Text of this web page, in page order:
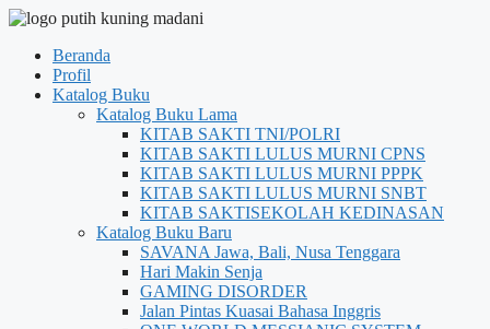
Beranda
Profil
Katalog Buku
Katalog Buku Lama
KITAB SAKTI TNI/POLRI
KITAB SAKTI LULUS MURNI CPNS
KITAB SAKTI LULUS MURNI PPPK
KITAB SAKTI LULUS MURNI SNBT
KITAB SAKTISEKOLAH KEDINASAN
Katalog Buku Baru
SAVANA Jawa, Bali, Nusa Tenggara
Hari Makin Senja
GAMING DISORDER
Jalan Pintas Kuasai Bahasa Inggris